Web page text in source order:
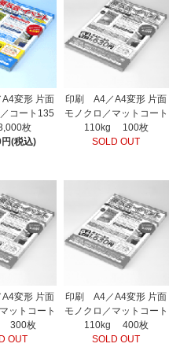
変形 片面
コート135
枚
(税込)
印刷 A4／A4変形 片面
モノクロ／マットコート
110kg 100枚
SOLD OUT
変形 片面
ットコート
300枚
OUT
印刷 A4／A4変形 片面
モノクロ／マットコート
110kg 400枚
SOLD OUT